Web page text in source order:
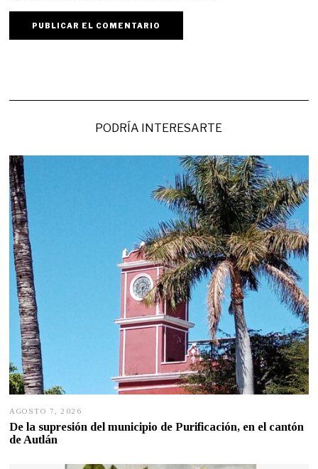
PODRÍA INTERESARTE
AGOSTO 7, 2026
O
O
De la supresión del municipio de Purificación, en el cantón
de Autlán